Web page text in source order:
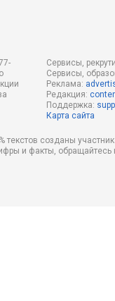
Сервисы,
Сервисы,
Реклама:
Редакция:
Поддержка:
Карта сайта
текстов созданы
и факты,